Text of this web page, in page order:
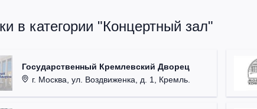
в категории "Концертный зал"
Государственный Кремлевский Дворец
г. Москва, ул. Воздвиженка, д. 1, Кремль.